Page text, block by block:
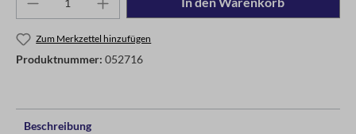
Zum Merkzettel hinzufügen
Produktnummer: 052716
Beschreibung